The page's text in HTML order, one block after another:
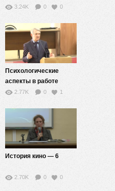
3.24K 0 0
Психологические
аспекты в работе
преподавателя — 6
2.77K 0 1
История кино — 6
2.70K 0 0